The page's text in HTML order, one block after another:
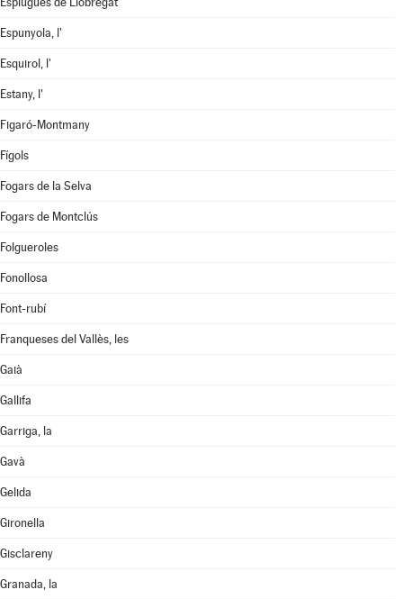
Espunyola, l'
Esquirol, l'
Estany, l'
Figaró-Montmany
Fígols
Fogars de la Selva
Fogars de Montclús
Folgueroles
Fonollosa
Font-rubí
Franqueses del Vallès, les
Gaià
Gallifa
Garriga, la
Gavà
Gelida
Gironella
Gisclareny
Granada, la